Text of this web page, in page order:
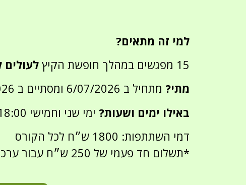
למי זה מתאים?
15 מפגשים במהלך חופשת הקיץ
לעולים
מתי? מתחיל ב 6/07/2026 ומסתיים ב 24/08/2026
באילו ימים ושעות? ימי שני וחמישי 18:00 – 16:00
דמי השתתפות: 1800 ש״ח לכל הקורס
*תשלום חד פעמי של 250 ש״ח עבור ערכת